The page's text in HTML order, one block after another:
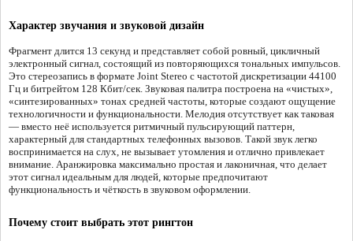
Характер звучания и звуковой дизайн
Фрагмент длится 13 секунд и представляет собой ровный, цикличный
электронный сигнал, состоящий из повторяющихся тональных импульсов.
Это стереозапись в формате Joint Stereo с частотой дискретизации 44100
Гц и битрейтом 128 Кбит/сек. Звуковая палитра построена на «чистых»,
«синтезированных» тонах средней частоты, которые создают ощущение
технологичности и функциональности. Мелодия отсутствует как таковая
— вместо неё используется ритмичный пульсирующий паттерн,
характерный для стандартных телефонных вызовов. Такой звук легко
воспринимается на слух, не вызывает утомления и отлично привлекает
внимание. Аранжировка максимально простая и лаконичная, что делает
этот сигнал идеальным для людей, которые предпочитают
функциональность и чёткость в звуковом оформлении.
Почему стоит выбрать этот рингтон